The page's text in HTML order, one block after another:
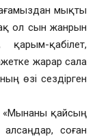
ағамыздан мықты
ол сын жанрын
қабілет,
жарар сала
өзі сездірген
«Мынаны қайсың
соған